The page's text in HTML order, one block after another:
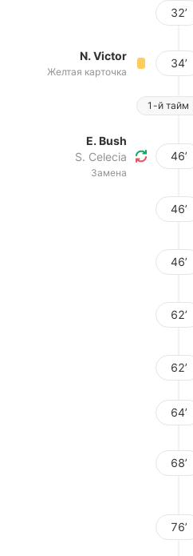
32’
N. Victor
Желтая карточка
34’
1-й тайм
E. Bush
S. Celecia
Замена
46’
46’
46’
62’
62’
64’
68’
76’